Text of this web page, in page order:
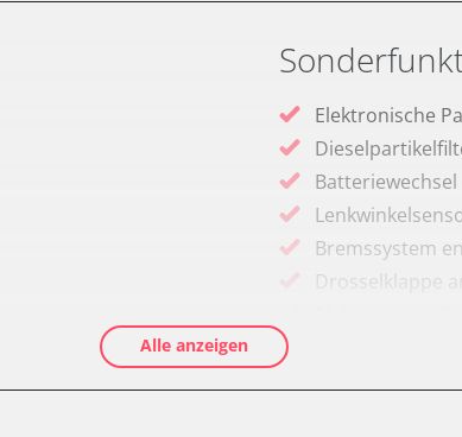
Elektronische
Batteriewechsel
Bremssystem
Drosselklappe
Alle anzeigen